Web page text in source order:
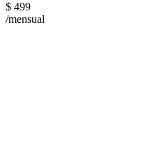
$ 499
/mensual